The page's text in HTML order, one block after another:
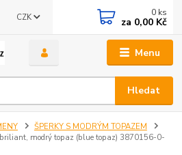
Menu
CZK
Hledat
0 ks
za 0,00 Kč
ŠPERKY S MODRÝM TOPAZEM
modrý topaz (blue topaz) 3870156-0-